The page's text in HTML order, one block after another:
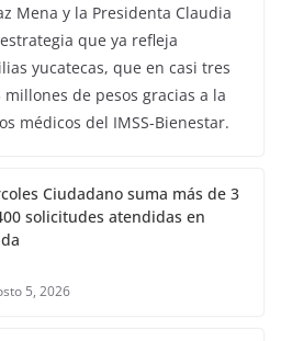
Mena y la Presidenta Claudia
que ya refleja
yucatecas, que en casi tres
de pesos gracias a la
médicos del IMSS-Bienestar.
Ciudadano suma más de 3
solicitudes atendidas en
5, 2026